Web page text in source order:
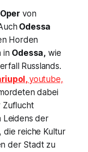
von
Odessa
Horden
in Odessa, wie
Russlands.
youtube,
dabei
Zuflucht
Leidens der
die reiche Kultur
der Stadt zu